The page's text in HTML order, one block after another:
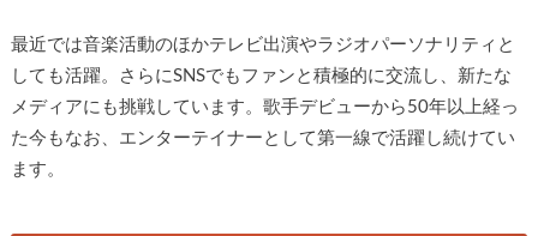
最近では音楽活動のほかテレビ出演やラジオパーソナリティと
しても活躍。さらにSNSでもファンと積極的に交流し、新たな
メディアにも挑戦しています。歌手デビューから50年以上経っ
た今もなお、エンターテイナーとして第一線で活躍し続けてい
ます。